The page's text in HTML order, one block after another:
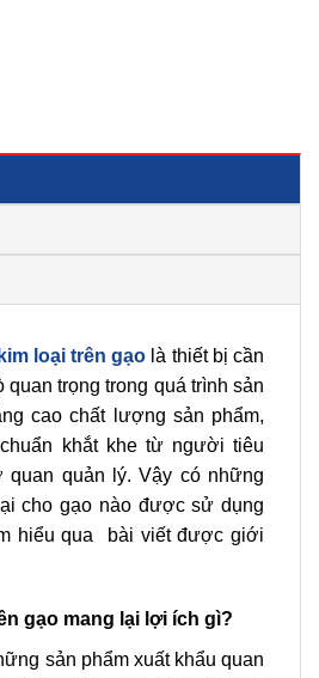
loại trên gạo là thiết bị cần
quan trọng trong quá trình sản
cao chất lượng sản phẩm,
khắt khe từ người tiêu
quan quản lý. Vậy có những
cho gạo nào được sử dụng
hiểu qua bài viết được giới
gạo mang lại lợi ích gì?
sản phẩm xuất khẩu quan